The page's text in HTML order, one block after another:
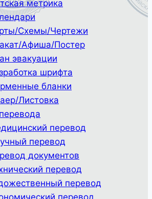
метрика
Схемы/Чертежи
Афиша/Постер
эвакуации
шрифта
бланки
Листовка
перевод
перевод
документов
перевод
перевод
перевод